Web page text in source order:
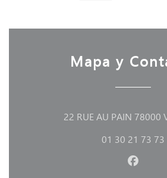
Mapa y
22 RUE AU PAIN 78000
01 30 21 73 73